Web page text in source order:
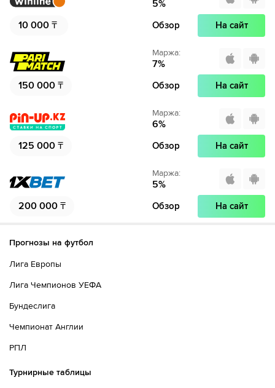
10 000 ₸
5%
Обзор На сайт
150 000 ₸
Маржа:
7%
Обзор На сайт
125 000 ₸
Маржа:
6%
Обзор На сайт
200 000 ₸
Маржа:
5%
Обзор На сайт
Прогнозы на футбол
Лига Европы
Лига Чемпионов УЕФА
Бундеслига
Чемпионат Англии
РПЛ
Турнирные таблицы